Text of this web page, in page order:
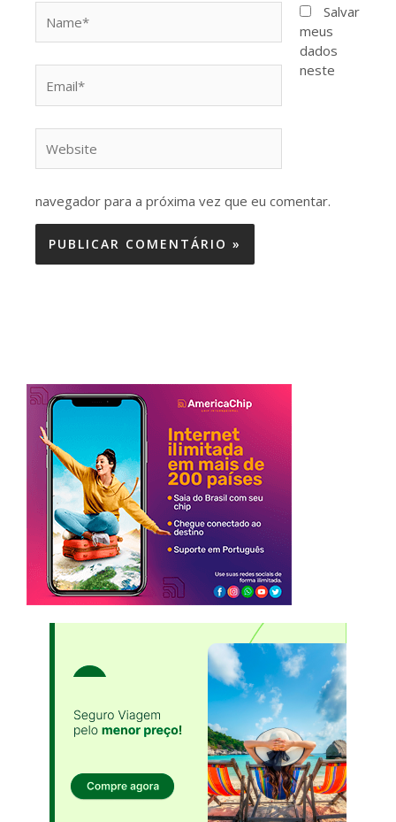
Salvar
meus
dados
neste
navegador para a próxima vez que eu comentar.